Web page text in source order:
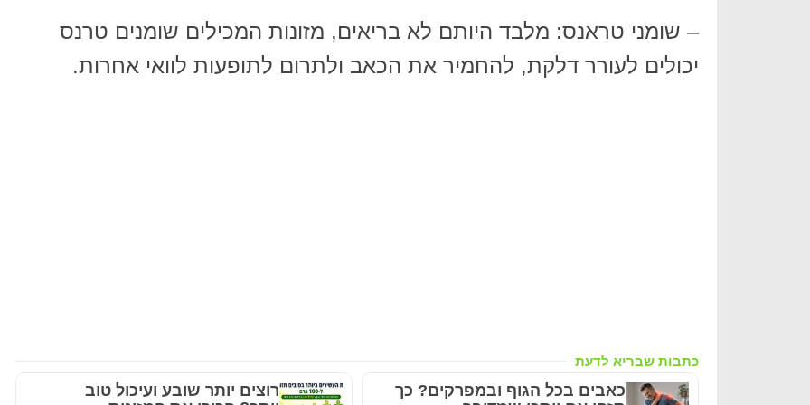
– שומני טראנס: מלבד היותם לא בריאים, מזונות המכילים שומנים טרנס
יכולים לעורר דלקת, להחמיר את הכאב ולתרום לתופעות לוואי אחרות.
כתבות שבריא לדעת
כאבים בכל הגוף ובמפרקים? כך
רוצים יותר שובע ועיכול טוב